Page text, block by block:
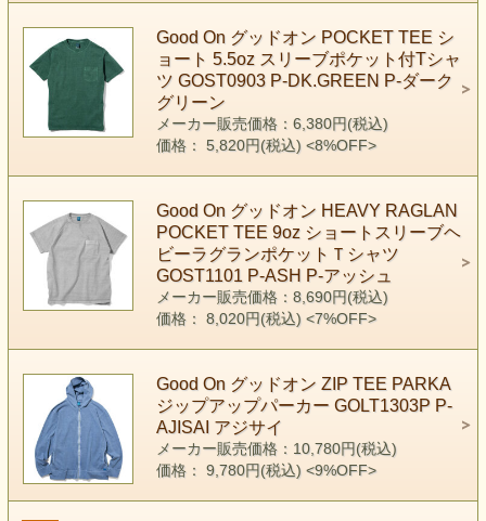
Good On グッドオン POCKET TEE シ
ョート 5.5oz スリーブポケット付Tシャ
ツ GOST0903 P-DK.GREEN P-ダーク
グリーン
メーカー販売価格：6,380円(税込)
価格： 5,820円(税込) <8%OFF>
Good On グッドオン HEAVY RAGLAN
POCKET TEE 9oz ショートスリーブヘ
ビーラグランポケットＴシャツ
GOST1101 P-ASH P-アッシュ
メーカー販売価格：8,690円(税込)
価格： 8,020円(税込) <7%OFF>
Good On グッドオン ZIP TEE PARKA
ジップアップパーカー GOLT1303P P-
AJISAI アジサイ
メーカー販売価格：10,780円(税込)
価格： 9,780円(税込) <9%OFF>